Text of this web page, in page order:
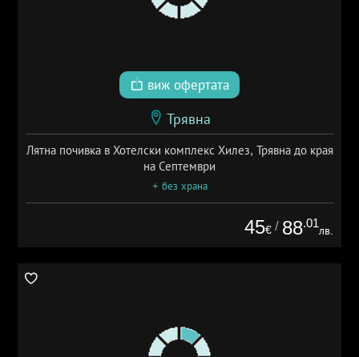
виж офертата
Трявна
Лятна почивка в Хотелски комплекс Хилез, Трявна до края
на Септември
+ без храна
45€ / 88.01
лв.